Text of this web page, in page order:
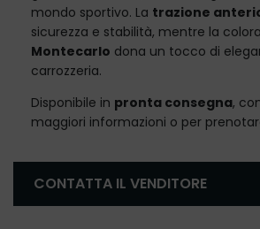
mondo sportivo. La trazione
sicurezza e stabilità, mentre la
Montecarlo dona un tocco di
carrozzeria.
Disponibile in pronta consegna,
maggiori informazioni o per
CONTATTA IL VENDITORE